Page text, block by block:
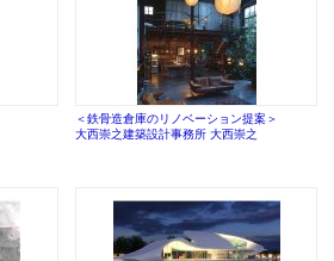
＜鉄骨造倉庫のリノベーション提案＞
大西崇之建築設計事務所 大西崇之